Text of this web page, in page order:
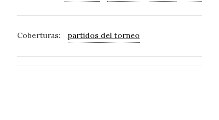
Coberturas: partidos del torneo